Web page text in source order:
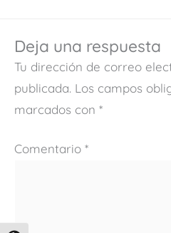
Deja una respuesta
Tu dirección de correo
publicada. Los campos
marcados con *
Comentario *